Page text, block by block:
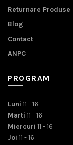
Returnare Produse
Blog
Contact
ANPC
PROGRAM
Luni 11 - 16
Marti 11 - 16
Miercuri 11 - 16
Joi 11 - 16